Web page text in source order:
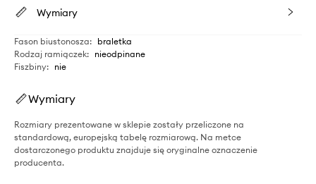
Wymiary
Fason biustonosza: braletka
Rodzaj ramiączek: nieodpinane
Fiszbiny: nie
Wymiary
Rozmiary prezentowane w sklepie zostały przeliczone na
standardową, europejską tabelę rozmiarową. Na metce
dostarczonego produktu znajduje się oryginalne oznaczenie
producenta.